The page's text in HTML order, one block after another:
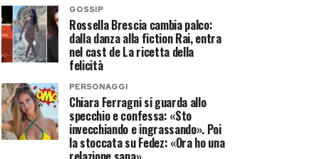
GOSSIP
Rossella Brescia cambia palco:
dalla danza alla fiction Rai, entra
nel cast de La ricetta della
felicità
PERSONAGGI
Chiara Ferragni si guarda allo
specchio e confessa: «Sto
invecchiando e ingrassando». Poi
la stoccata su Fedez: «Ora ho una